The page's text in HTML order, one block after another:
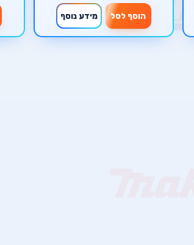
הוסף לסל מידע נוסף